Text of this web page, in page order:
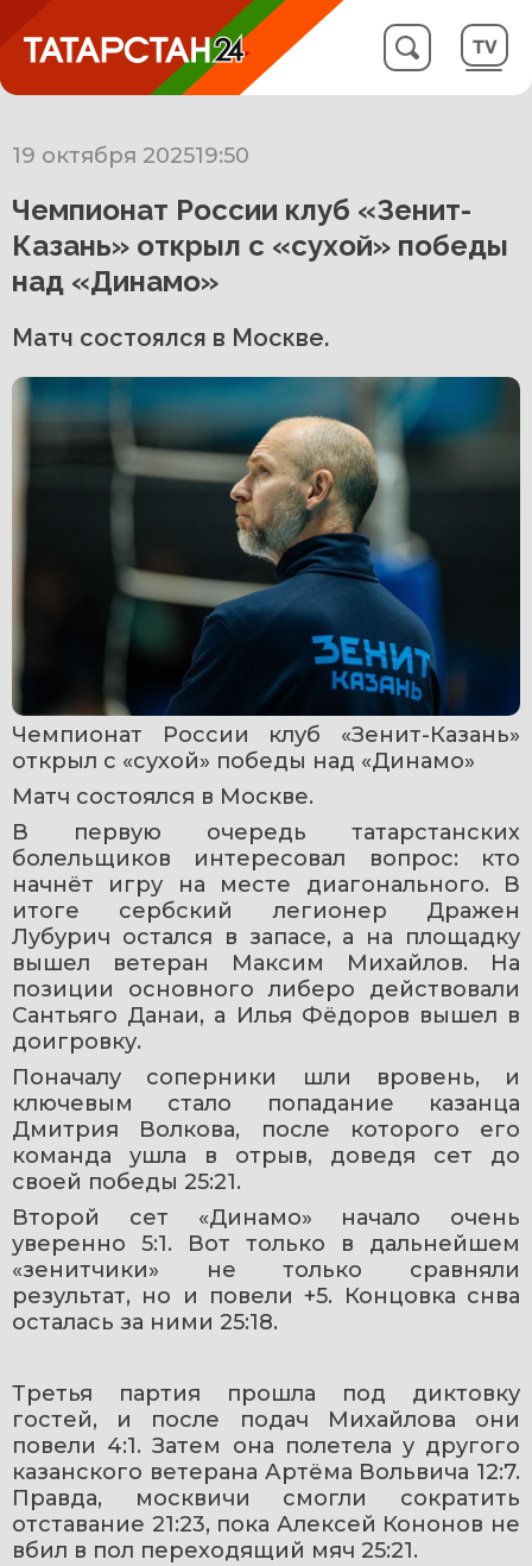
19 октября 202519:50
Чемпионат России клуб «Зенит-
Казань» открыл с «сухой» победы
над «Динамо»
Матч состоялся в Москве.
Чемпионат России клуб «Зенит-Казань»
открыл с «сухой» победы над «Динамо»
Матч состоялся в Москве.
В первую очередь татарстанских
болельщиков интересовал вопрос: кто
начнёт игру на месте диагонального. В
итоге сербский легионер Дражен
Лубурич остался в запасе, а на площадку
вышел ветеран Максим Михайлов. На
позиции основного либеро действовали
Сантьяго Данаи, а Илья Фёдоров вышел в
доигровку.
Поначалу соперники шли вровень, и
ключевым стало попадание казанца
Дмитрия Волкова, после которого его
команда ушла в отрыв, доведя сет до
своей победы 25:21.
Второй сет «Динамо» начало очень
уверенно 5:1. Вот только в дальнейшем
«зенитчики» не только сравняли
результат, но и повели +5. Концовка снва
осталась за ними 25:18.
Третья партия прошла под диктовку
гостей, и после подач Михайлова они
повели 4:1. Затем она полетела у другого
казанского ветерана Артёма Вольвича 12:7.
Правда, москвичи смогли сократить
отставание 21:23, пока Алексей Кононов не
вбил в пол переходящий мяч 25:21.